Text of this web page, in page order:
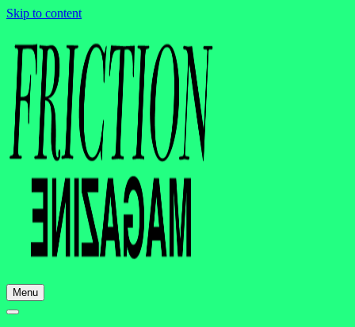
Skip to content
Menu